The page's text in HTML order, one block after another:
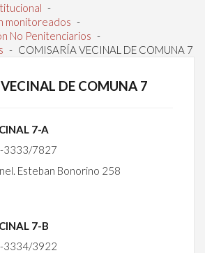
-
monitoreados -
No Penitenciarios -
- COMISARÍA VECINAL DE COMUNA 7
DE COMUNA 7
7-A
3333/7827
Esteban Bonorino 258
7-B
3334/3922